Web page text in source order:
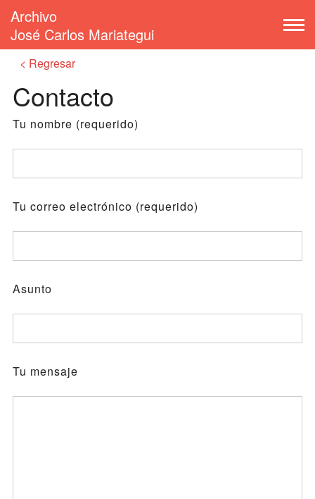
Archivo
José Carlos Mariategui
Regresar
Contacto
Tu nombre (requerido)
Tu correo electrónico (requerido)
Asunto
Tu mensaje